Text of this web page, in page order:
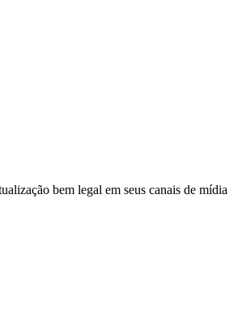
bem legal em seus canais de mídia